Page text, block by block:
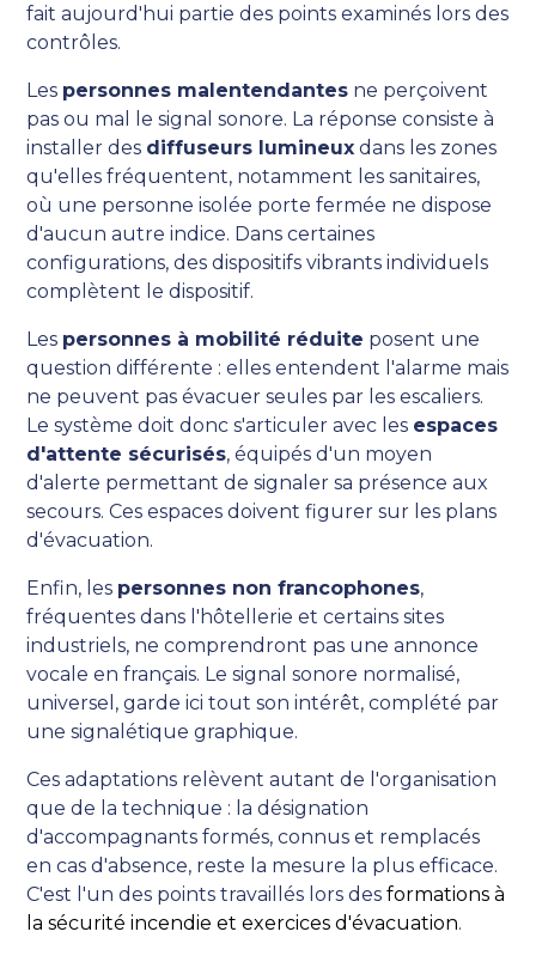
fait aujourd'hui partie des points examinés lors des
contrôles.
Les personnes malentendantes ne perçoivent
pas ou mal le signal sonore. La réponse consiste à
installer des diffuseurs lumineux dans les zones
qu'elles fréquentent, notamment les sanitaires,
où une personne isolée porte fermée ne dispose
d'aucun autre indice. Dans certaines
configurations, des dispositifs vibrants individuels
complètent le dispositif.
Les personnes à mobilité réduite posent une
question différente : elles entendent l'alarme mais
ne peuvent pas évacuer seules par les escaliers.
Le système doit donc s'articuler avec les espaces
d'attente sécurisés, équipés d'un moyen
d'alerte permettant de signaler sa présence aux
secours. Ces espaces doivent figurer sur les plans
d'évacuation.
Enfin, les personnes non francophones,
fréquentes dans l'hôtellerie et certains sites
industriels, ne comprendront pas une annonce
vocale en français. Le signal sonore normalisé,
universel, garde ici tout son intérêt, complété par
une signalétique graphique.
Ces adaptations relèvent autant de l'organisation
que de la technique : la désignation
d'accompagnants formés, connus et remplacés
en cas d'absence, reste la mesure la plus efficace.
C'est l'un des points travaillés lors desformations à
la sécurité incendie et exercices d'évacuation.